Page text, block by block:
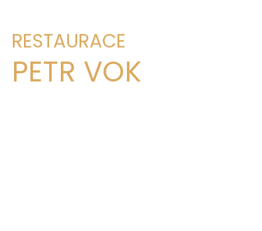
RESTAURACE
PETR VOK